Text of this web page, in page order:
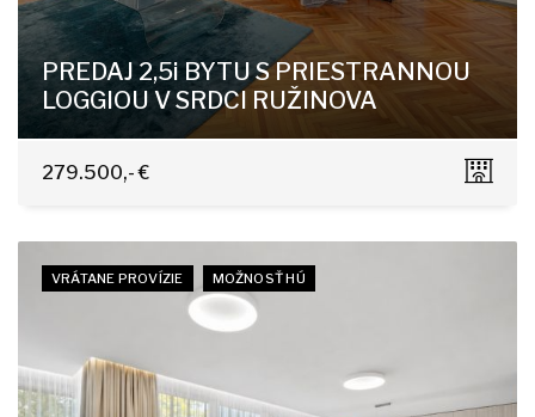
PREDAJ 2,5i BYTU S PRIESTRANNOU
LOGGIOU V SRDCI RUŽINOVA
Jadrová 13, Bratislava-Ružinov
279.500,- €
VRÁTANE PROVÍZIE MOŽNOSŤ HÚ